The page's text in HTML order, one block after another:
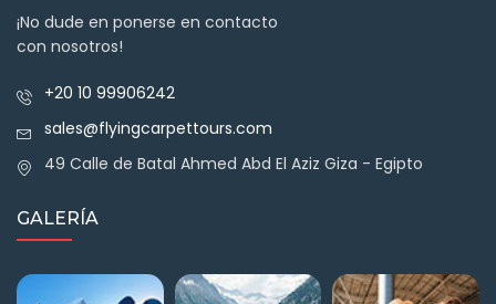
¡No dude en ponerse en contacto
con nosotros!
+20 10 99906242
sales@flyingcarpettours.com
49 Calle de Batal Ahmed Abd El Aziz Giza - Egipto
GALERÍA